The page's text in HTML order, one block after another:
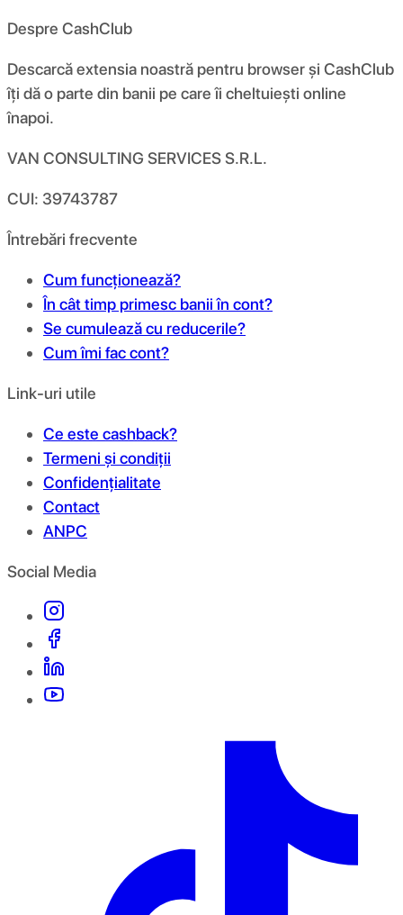
Despre CashClub
Descarcă extensia noastră pentru browser și CashClub
îți dă o parte din banii pe care îi cheltuiești online
înapoi.
VAN CONSULTING SERVICES S.R.L.
CUI: 39743787
Întrebări frecvente
Cum funcționează?
În cât timp primesc banii în cont?
Se cumulează cu reducerile?
Cum îmi fac cont?
Link-uri utile
Ce este cashback?
Termeni și condiții
Confidențialitate
Contact
ANPC
Social Media